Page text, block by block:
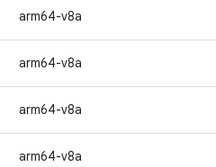
arm64-v8a
arm64-v8a
arm64-v8a
arm64-v8a